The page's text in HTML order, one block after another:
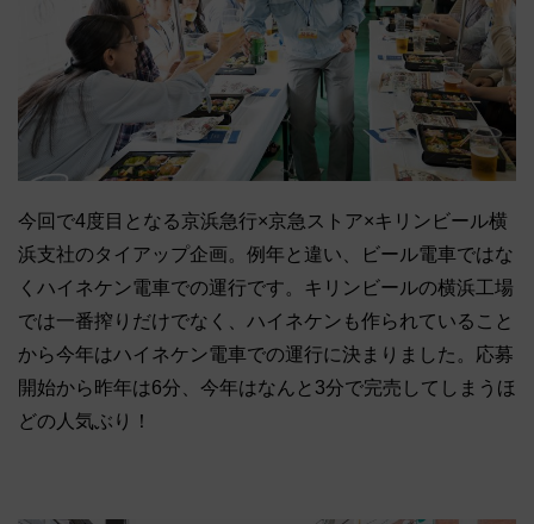
今回で4度目となる京浜急行×京急ストア×キリンビール横
浜支社のタイアップ企画。例年と違い、ビール電車ではな
くハイネケン電車での運行です。キリンビールの横浜工場
では一番搾りだけでなく、ハイネケンも作られていること
から今年はハイネケン電車での運行に決まりました。応募
開始から昨年は6分、今年はなんと3分で完売してしまうほ
どの人気ぶり！